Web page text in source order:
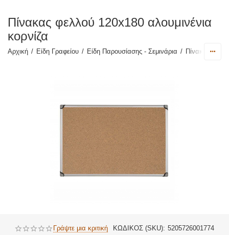
Πίνακας φελλού 120x180 αλουμινένια
κορνίζα
Αρχική / Είδη Γραφείου / Είδη Παρουσίασης - Σεμινάρια / Πίνακες /
Γράψτε μια κριτική ΚΩΔΙΚΟΣ (SKU): 5205726001774